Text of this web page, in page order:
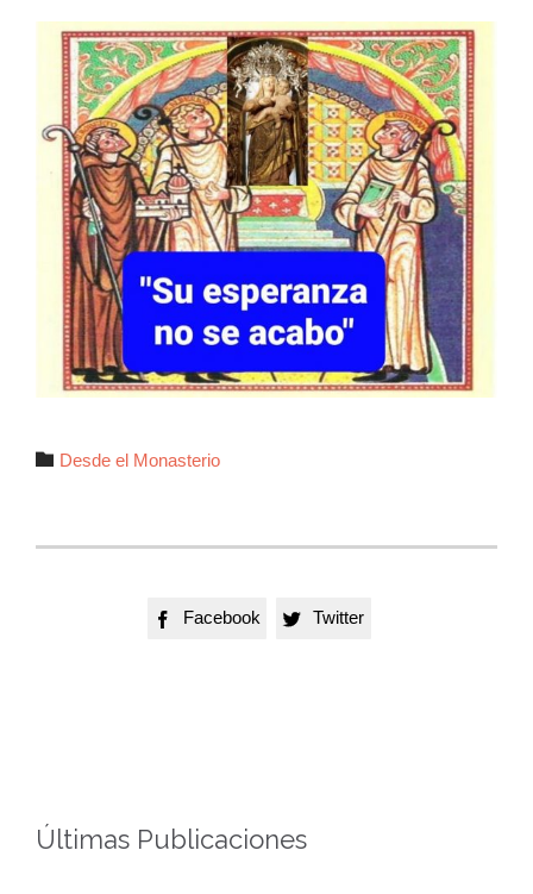
 Autor
Desde el Monasterio
 Facebook  Twitter
Últimas Publicaciones